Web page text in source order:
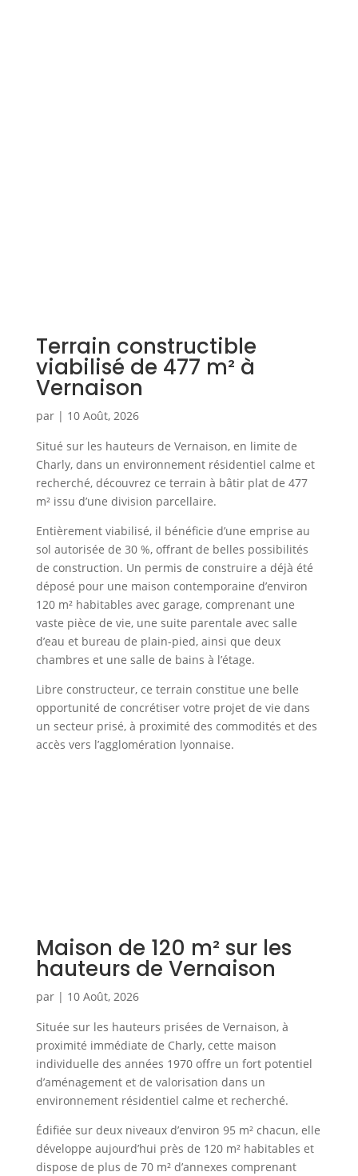
Terrain constructible
viabilisé de 477 m² à
Vernaison
par | 10 Août, 2026
Situé sur les hauteurs de Vernaison, en limite de
Charly, dans un environnement résidentiel calme et
recherché, découvrez ce terrain à bâtir plat de 477
m² issu d’une division parcellaire.
Entièrement viabilisé, il bénéficie d’une emprise au
sol autorisée de 30 %, offrant de belles possibilités
de construction. Un permis de construire a déjà été
déposé pour une maison contemporaine d’environ
120 m² habitables avec garage, comprenant une
vaste pièce de vie, une suite parentale avec salle
d’eau et bureau de plain-pied, ainsi que deux
chambres et une salle de bains à l’étage.
Libre constructeur, ce terrain constitue une belle
opportunité de concrétiser votre projet de vie dans
un secteur prisé, à proximité des commodités et des
accès vers l’agglomération lyonnaise.
Maison de 120 m² sur les
hauteurs de Vernaison
par | 10 Août, 2026
Située sur les hauteurs prisées de Vernaison, à
proximité immédiate de Charly, cette maison
individuelle des années 1970 offre un fort potentiel
d’aménagement et de valorisation dans un
environnement résidentiel calme et recherché.
Édifiée sur deux niveaux d’environ 95 m² chacun, elle
développe aujourd’hui près de 120 m² habitables et
dispose de plus de 70 m² d’annexes comprenant